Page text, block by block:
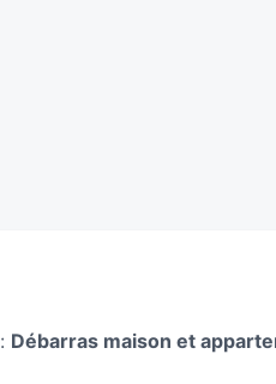
Débarras maison et